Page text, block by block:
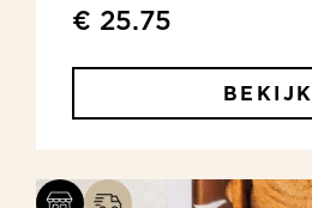
€ 25.75
BEKIJK